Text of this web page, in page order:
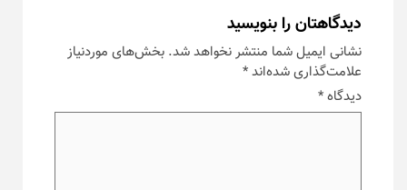
دیدگاهتان را بنویسید
نشانی ایمیل شما منتشر نخواهد شد. بخش‌های موردنیاز
علامت‌گذاری شده‌اند*
دیدگاه*